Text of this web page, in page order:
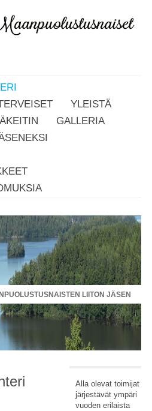
YLEISTÄ
GALLERIA
LIITON JÄSEN
Alla olevat toimijat
järjestävät ympäri
vuoden erilaista